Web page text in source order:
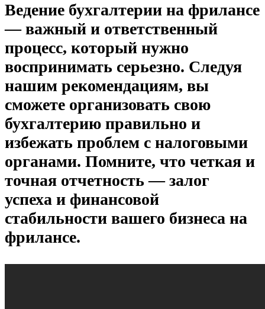
Ведение бухгалтерии на фрилансе
— важный и ответственный
процесс, который нужно
воспринимать серьезно. Следуя
нашим рекомендациям, вы
сможете организовать свою
бухгалтерию правильно и
избежать проблем с налоговыми
органами. Помните, что четкая и
точная отчетность — залог
успеха и финансовой
стабильности вашего бизнеса на
фрилансе.